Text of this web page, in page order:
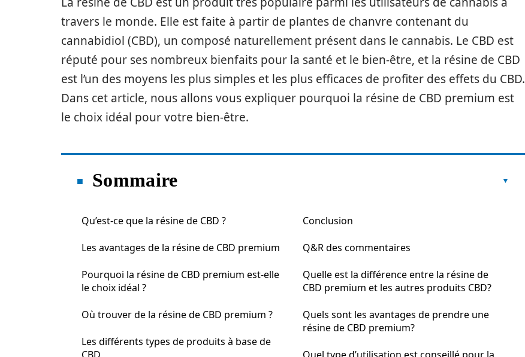
travers le monde. Elle est faite à partir de plantes de chanvre contenant du
cannabidiol (CBD), un composé naturellement présent dans le cannabis. Le CBD est
réputé pour ses nombreux bienfaits pour la santé et le bien-être, et la résine de CBD
est l’un des moyens les plus simples et les plus efficaces de profiter des effets du CBD.
Dans cet article, nous allons vous expliquer pourquoi la résine de CBD premium est
le choix idéal pour votre bien-être.
Sommaire
Qu’est-ce que la résine de CBD ?
Les avantages de la résine de CBD premium
Pourquoi la résine de CBD premium est-elle
le choix idéal ?
Où trouver de la résine de CBD premium ?
Les différents types de produits à base de
Conclusion
Q&R des commentaires
Quelle est la différence entre la résine de
CBD premium et les autres produits CBD?
Quels sont les avantages de prendre une
résine de CBD premium?